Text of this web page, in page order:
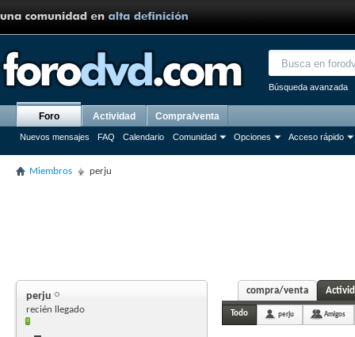
Búsqueda avanzada
Foro
Nuevos mensajes FAQ Calendario Comunidad Opciones Acceso rápido
Actividad Compra/venta
Miembros perju
perju
recién llegado
compra/venta
Todo perju Amigos